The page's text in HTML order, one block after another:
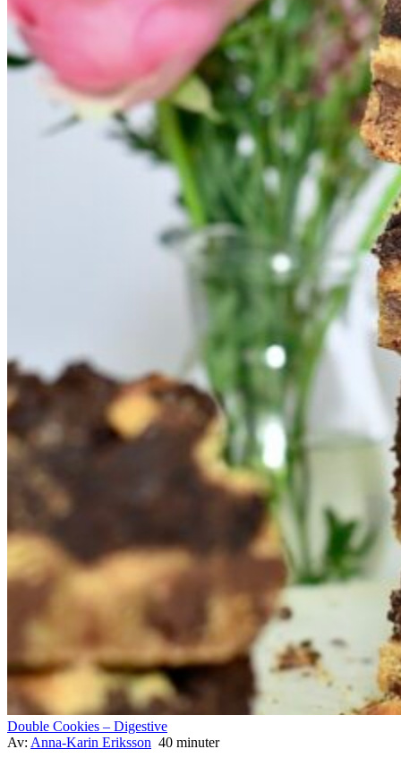
Double Cookies – Digestive
Av: Anna-Karin Eriksson 40 minuter